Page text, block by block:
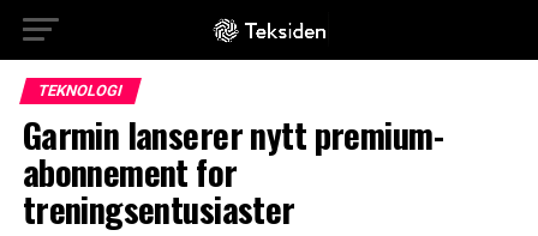
TEKNOLOGI
Garmin lanserer nytt premium-
abonnement for
treningsentusiaster